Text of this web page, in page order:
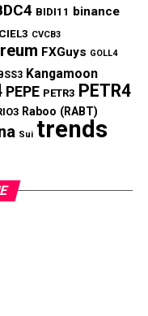
BIDI11 binance
CIEL3 CVCB3
FXGuys GOLL4
Kangamoon
PEPE PETR3 PETR4
Raboo (RABT)
Sui trends